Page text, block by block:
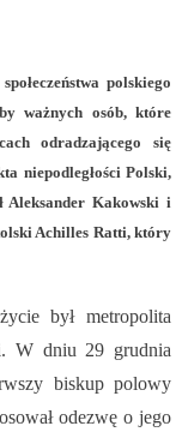
polskiego
ważnych osób, które
odradzającego się
niepodległości Polski,
Aleksander Kakowski i
Achilles Ratti, który
był metropolita
W dniu 29 grudnia
biskup polowy
odezwę o jego